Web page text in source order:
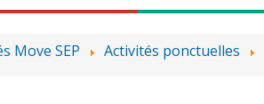
Move SEP Activités ponctuelles